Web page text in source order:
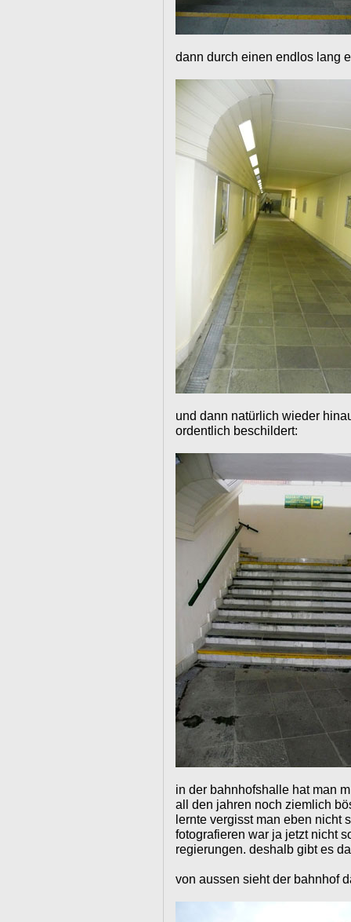
dann durch einen endlos lang
und dann natürlich wieder
ordentlich beschildert:
in der bahnhofshalle hat man
all den jahren noch ziemlich
lernte vergisst man eben nicht
fotografieren war ja jetzt nicht
regierungen. deshalb gibt es
von aussen sieht der bahnhof